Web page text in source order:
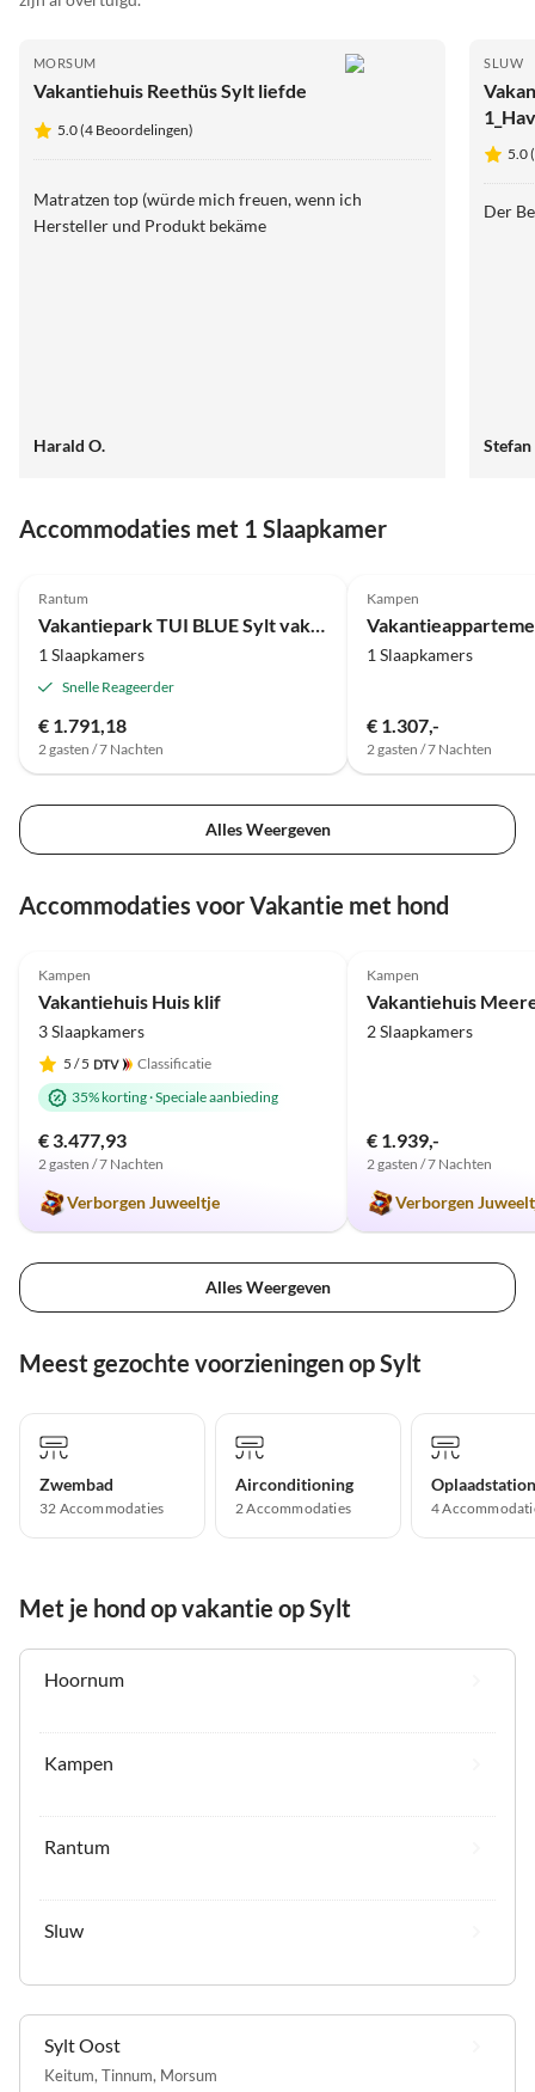
MORSUM
Vakantiehuis Reethüs Sylt liefde
5.0 (4 Beoordelingen)
Matratzen top (würde mich freuen, wenn ich
Hersteller und Produkt bekäme
Harald O.
SLUW
5.0
Der
Stefan
Accommodaties met 1 Slaapkamer
Rantum
Vakantiepark TUI BLUE Sylt vakantiepark
1 Slaapkamers
Snelle Reageerder
€ 1.791,18
2 gasten / 7 Nachten
Kampen
1 Slaapkamers
€ 1.307,-
2 gasten / 7 Nachten
Alles Weergeven
Accommodaties voor Vakantie met hond
Kampen
Vakantiehuis Huis klif
3 Slaapkamers
5 / 5
Classificatie
35% korting·Speciale aanbieding
€ 3.477,93
2 gasten / 7 Nachten
Verborgen Juweeltje
Kampen
Vakantiehuis
2 Slaapkamers
€ 1.939,-
2 gasten / 7 Nachten
Verborgen
Alles Weergeven
Meest gezochte voorzieningen op Sylt
Zwembad
32 Accommodaties
Airconditioning
2 Accommodaties 4
Met je hond op vakantie op Sylt
Hoornum
Kampen
Rantum
Sluw
Sylt Oost
Keitum, Tinnum, Morsum